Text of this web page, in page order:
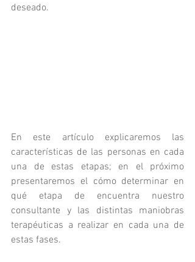
deseado.
En este artículo explicaremos las
características de las personas en cada
una de estas etapas; en el próximo
presentaremos el cómo determinar en
qué etapa de encuentra nuestro
consultante y las distintas maniobras
terapéuticas a realizar en cada una de
estas fases.